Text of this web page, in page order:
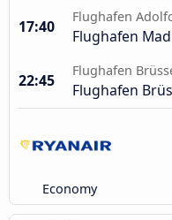
17:40
Flughafen
Flughafen
22:45
Flughafen
Flughafen
Economy